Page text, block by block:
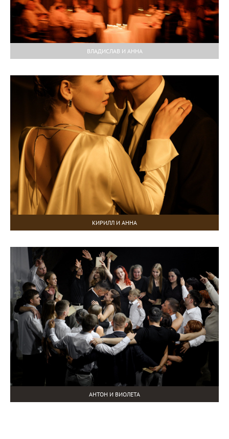
ВЛАДИСЛАВ И АННА
КИРИЛЛ И АННА
АНТОН И ВИОЛЕТА